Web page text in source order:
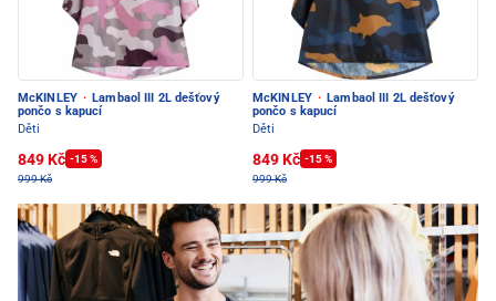
McKINLEY · Lambaol III 2L dešťový
pončo s kapucí
Děti
849 Kč -15 %
999 Kč
McKINLEY · Lambaol III 2L dešťový
pončo s kapucí
Děti
849 Kč -15 %
999 Kč